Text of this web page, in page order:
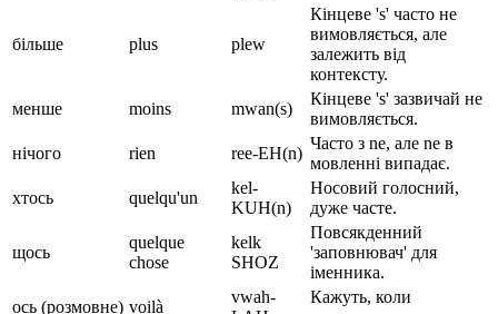
більше plus plew
Кінцеве 's' часто не
вимовляється, але
залежить від
контексту.
менше
moins mwan(s)
Кінцеве 's' зазвичай не
вимовляється.
нічого
rien ree-EH(n)
Часто з ne, але ne в
мовленні випадає.
хтось
quelqu'un
kel-
KUH(n)
Носовий голосний,
дуже часте.
щось
quelque
chose
kelk
SHOZ
Повсякденний
'заповнювач' для
іменника.
ось (розмовне) voilà
vwah-
Кажуть, коли